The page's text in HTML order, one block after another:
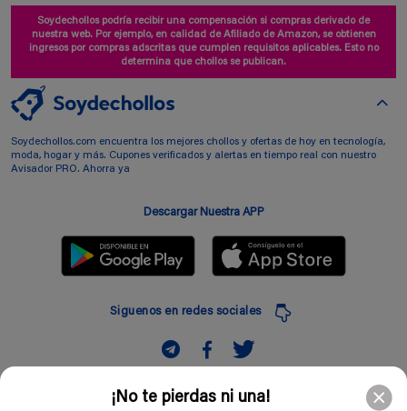
¡No te pierdas ni una!
Soydechollos podría recibir una compensación si compras derivado de
nuestra web. Por ejemplo, en calidad de Afiliado de Amazon, se obtienen
ingresos por compras adscritas que cumplen requisitos aplicables. Esto no
determina que chollos se publican.
Soydechollos.com encuentra los mejores chollos y ofertas de hoy en tecnología,
moda, hogar y más. Cupones verificados y alertas en tiempo real con nuestro
Avisador PRO. Ahorra ya
Descargar Nuestra APP
Siguenos en redes sociales
Suscribir